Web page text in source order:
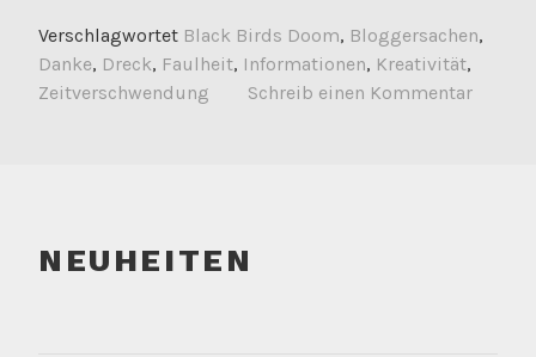
Verschlagwortet Black Birds Doom, Bloggersachen,
Danke, Dreck, Faulheit, Informationen, Kreativität,
Zeitverschwendung
Schreib einen Kommentar
NEUHEITEN